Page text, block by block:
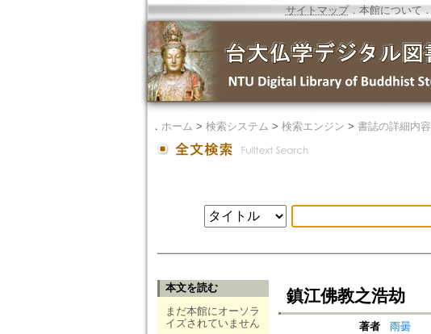
サイトマップ．本館について ．
． ホーム > 検索システム > 検索エンジン > 書誌の詳細内容
本文を読む
まだ本館にオーソラ
イズされていません
鎮江佛教之浩劫
著者
雨曇